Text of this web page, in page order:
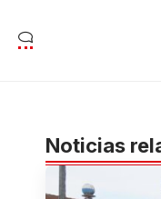
Noticias